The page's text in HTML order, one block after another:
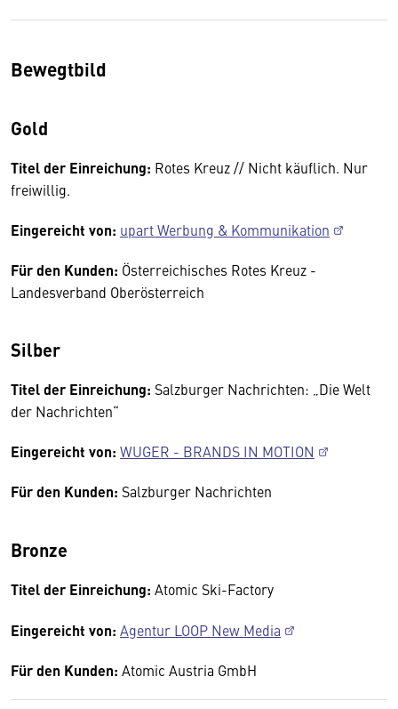
Bewegtbild
Gold
Titel der Einreichung: Rotes Kreuz // Nicht käuflich. Nur
freiwillig.
Eingereicht von: upart Werbung & Kommunikation
Für den Kunden: Österreichisches Rotes Kreuz -
Landesverband Oberösterreich
Silber
Titel der Einreichung: Salzburger Nachrichten: „Die Welt
der Nachrichten“
Eingereicht von: WUGER - BRANDS IN MOTION
Für den Kunden: Salzburger Nachrichten
Bronze
Titel der Einreichung: Atomic Ski-Factory
Eingereicht von: Agentur LOOP New Media
Für den Kunden: Atomic Austria GmbH